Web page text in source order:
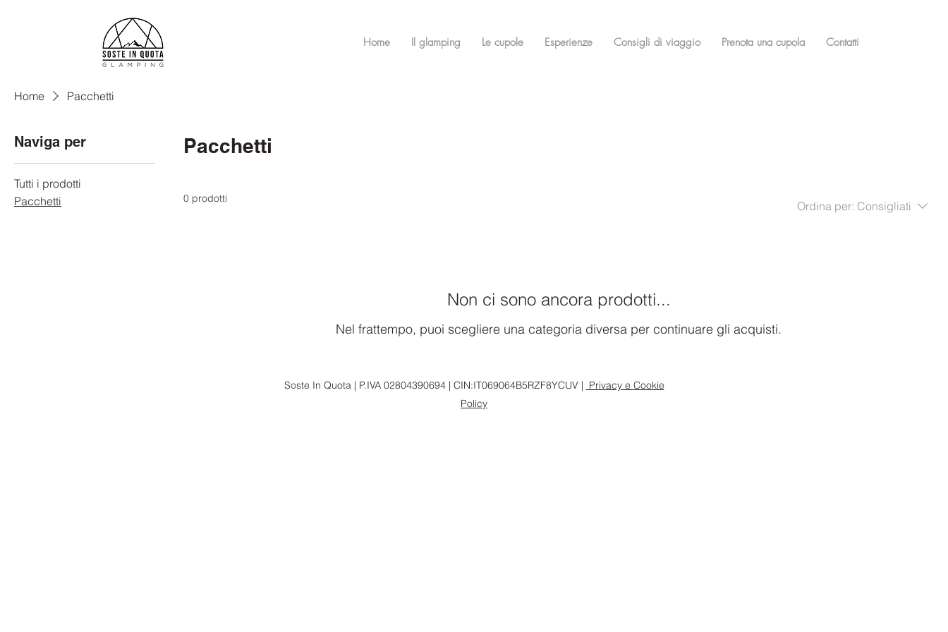
Home Il glamping Le cupole Esperienze Consigli di viaggio Prenota una cupola Contatti
Home Pacchetti
Naviga per
Tutti i prodotti
Pacchetti
Pacchetti
0 prodotti
Ordina per: Consigliati
Non ci sono ancora prodotti...
Nel frattempo, puoi scegliere una categoria diversa per continuare gli acquisti.
Soste In Quota | P.IVA 02804390694 | CIN:IT069064B5RZF8YCUV | Privacy e Cookie
Policy